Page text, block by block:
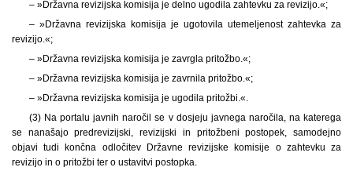
– »Državna revizijska komisija je delno ugodila zahtevku za revizijo.«;
– »Državna revizijska komisija je ugotovila utemeljenost zahtevka za
revizijo.«;
– »Državna revizijska komisija je zavrgla pritožbo.«;
– »Državna revizijska komisija je zavrnila pritožbo.«;
– »Državna revizijska komisija je ugodila pritožbi.«.
(3) Na portalu javnih naročil se v dosjeju javnega naročila, na katerega
se nanašajo predrevizijski, revizijski in pritožbeni postopek, samodejno
objavi tudi končna odločitev Državne revizijske komisije o zahtevku za
revizijo in o pritožbi ter o ustavitvi postopka.